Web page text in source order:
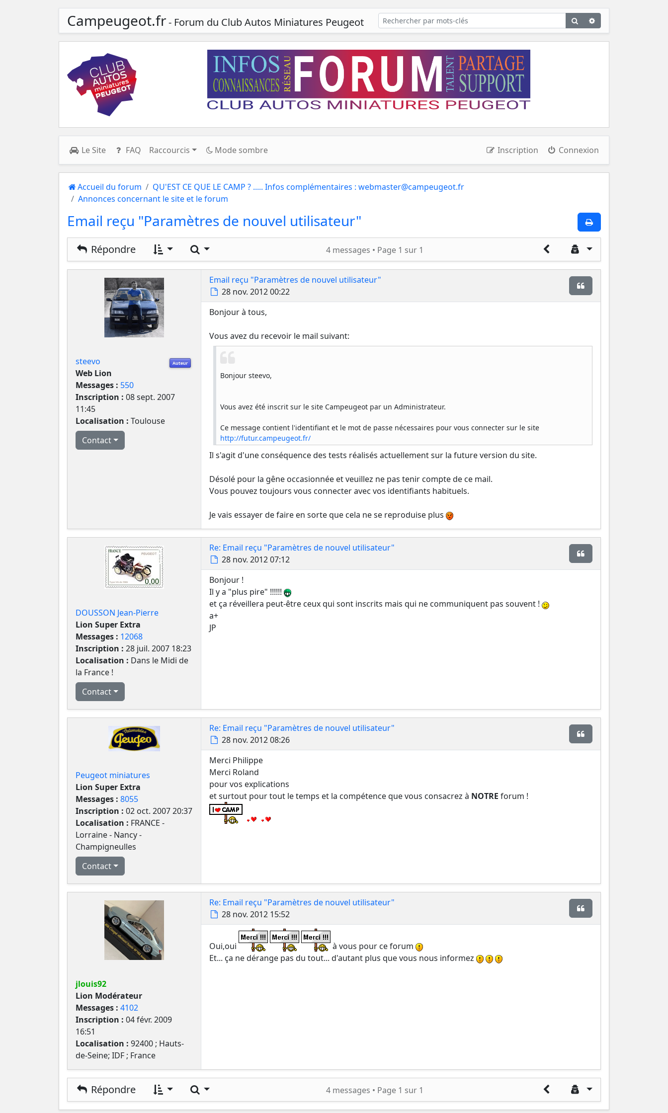
Campeugeot.fr- Forum du Club Autos Miniatures Peugeot Rechercher
avancée
Le Site FAQ Raccourcis Mode sombre Inscription Connexion
Accueil du forum
QU'EST CE QUE LE CAMP ? ..... Infos complémentaires : webmaster@campeugeot.fr
Annonces concernant le site et le forum
Email reçu "Paramètres de nouvel utilisateur"
Répondre Rechercher 4 messages • Page 1 sur 1
Auteur
steevo
Web Lion
Messages : 550
Inscription : 08 sept. 2007
11:45
Localisation : Toulouse
Contact
Email reçu "Paramètres de nouvel utilisateur"
Message
28 nov. 2012 00:22
Bonjour à tous,
Vous avez du recevoir le mail suivant:
Bonjour steevo,
Vous avez été inscrit sur le site Campeugeot par un Administrateur.
Ce message contient l'identifiant et le mot de passe nécessaires pour vous connecter sur le site
http://futur.campeugeot.fr/
Identifiant : steevo
Il s'agit d'une conséquence des tests réalisés actuellement sur la future version du site.
Désolé pour la gêne occasionnée et veuillez ne pas tenir compte de ce mail.
Vous pouvez toujours vous connecter avec vos identifiants habituels.
Je vais essayer de faire en sorte que cela ne se reproduise plus
DOUSSON Jean-Pierre
Lion Super Extra
Messages : 12068
Inscription : 28 juil. 2007 18:23
Localisation : Dans le Midi de
la France !
Contact
Re: Email reçu "Paramètres de nouvel utilisateur"
Message
28 nov. 2012 07:12
Bonjour !
Il y a "plus pire" !!!!!!
et ça réveillera peut-être ceux qui sont inscrits mais qui ne communiquent pas souvent !
a+
JP
Peugeot miniatures
Lion Super Extra
Messages : 8055
Inscription : 02 oct. 2007 20:37
Localisation : FRANCE -
Lorraine - Nancy -
Champigneulles
Contact
Re: Email reçu "Paramètres de nouvel utilisateur"
Message
28 nov. 2012 08:26
Merci Philippe
Merci Roland
pour vos explications
et surtout pour tout le temps et la compétence que vous consacrez à NOTRE forum !
jlouis92
Lion Modérateur
Messages : 4102
Inscription : 04 févr. 2009
16:51
Localisation : 92400 ; Hauts-
de-Seine; IDF ; France
Re: Email reçu "Paramètres de nouvel utilisateur"
Message
28 nov. 2012 15:52
Oui,oui
à vous pour ce forum
Et... ça ne dérange pas du tout... d'autant plus que vous nous informez
Répondre Rechercher 4 messages • Page 1 sur 1